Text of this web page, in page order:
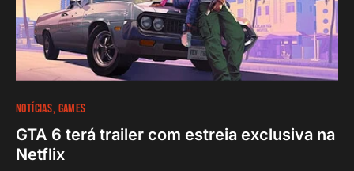
NOTÍCIAS GAMES
GTA 6 terá trailer com estreia exclusiva na
Netflix